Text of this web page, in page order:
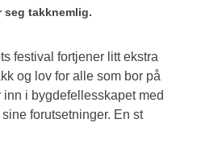
seg takknemlig.
festival fortjener litt ekstra
og lov for alle som bor på
inn i bygdefellesskapet med
forutsetninger. En st